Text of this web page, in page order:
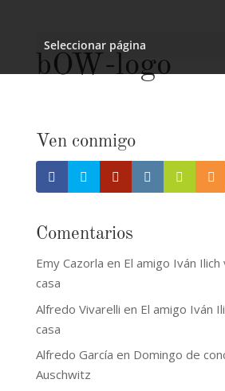
Seleccionar página
bOW-logo
Ven conmigo
Comentarios
Emy Cazorla en El amigo Iván
casa
Alfredo Vivarelli en El amigo Iván
casa
Alfredo García en Domingo de
Auschwitz